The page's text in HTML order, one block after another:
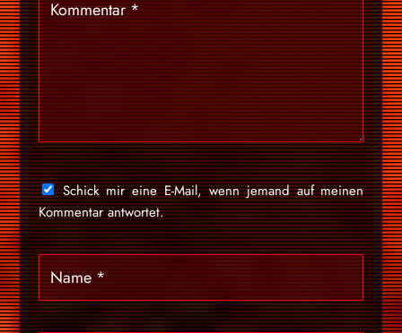
Schick mir eine E-Mail, wenn jemand auf meinen
Kommentar antwortet.